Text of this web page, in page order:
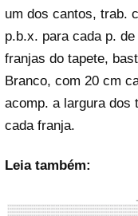
um dos cantos, trab.
p.b.x. para cada p.
franjas do tapete,
Branco, com 20 cm
acomp. a largura dos
cada franja.
Leia também: